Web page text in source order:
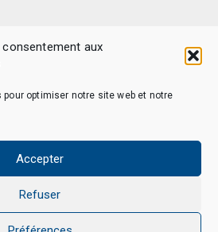
consentement aux
optimiser notre site web et notre
Accepter
Refuser
DU CNRS DISPONIBLE EN LIGNE
2026 Tous droits réservés.
Politique de confidentialité